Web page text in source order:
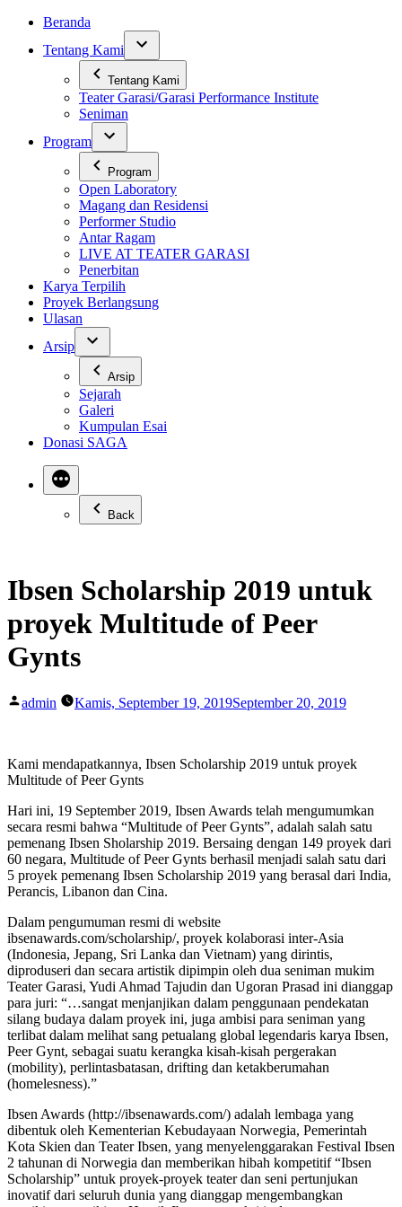
Skip
content
Beranda
Tentang Kami
Tentang Kami
Teater Garasi/Garasi Performance Institute
Seniman
Program
Program
Open Laboratory
Magang dan Residensi
Performer Studio
Antar Ragam
LIVE AT TEATER GARASI
Penerbitan
Karya Terpilih
Proyek Berlangsung
Ulasan
Arsip
Arsip
Sejarah
Galeri
Kumpulan Esai
Donasi SAGA
Back
Ibsen Scholarship 2019 untuk
proyek Multitude of Peer
Gynts
Posted
admin Kamis, September 19, 2019September 20, 2019
Kami mendapatkannya, Ibsen Scholarship 2019 untuk proyek
Multitude of Peer Gynts
Hari ini, 19 September 2019, Ibsen Awards telah mengumumkan
secara resmi bahwa “Multitude of Peer Gynts”, adalah salah satu
pemenang Ibsen Sholarship 2019. Bersaing dengan 149 proyek dari
60 negara, Multitude of Peer Gynts berhasil menjadi salah satu dari
5 proyek pemenang Ibsen Scholarship 2019 yang berasal dari India,
Perancis, Libanon dan Cina.
Dalam pengumuman resmi di website
ibsenawards.com/scholarship/, proyek kolaborasi inter-Asia
(Indonesia, Jepang, Sri Lanka dan Vietnam) yang dirintis,
diproduseri dan secara artistik dipimpin oleh dua seniman mukim
Teater Garasi, Yudi Ahmad Tajudin dan Ugoran Prasad ini dianggap
para juri: “…sangat menjanjikan dalam penggunaan pendekatan
silang budaya dalam proyek ini, juga ambisi para seniman yang
terlibat dalam melihat sang petualang global legendaris karya Ibsen,
Peer Gynt, sebagai suatu kerangka kisah-kisah pergerakan
(mobility), perlintasbatasan, drifting dan ketakberumahan
(homelesness).”
Ibsen Awards (http://ibsenawards.com/) adalah lembaga yang
dibentuk oleh Kementerian Kebudayaan Norwegia, Pemerintah
Kota Skien dan Teater Ibsen, yang menyelenggarakan Festival Ibsen
2 tahunan di Norwegia dan memberikan hibah kompetitif “Ibsen
Scholarship” untuk proyek-proyek teater dan seni pertunjukan
inovatif dari seluruh dunia yang dianggap mengembangkan